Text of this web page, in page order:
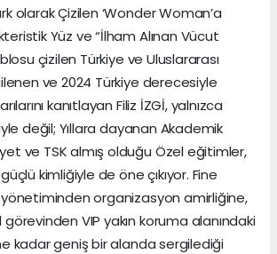
olarak Çizilen ‘Wonder Woman’a
Yüz ve “İlham Alınan Vücut
çizilen Türkiye ve Uluslararası
ve 2024 Türkiye derecesiyle
kanıtlayan Filiz İZGİ, yalnızca
değil; Yıllara dayanan Akademik
ve TSK almış olduğu Özel eğitimler,
kimliğiyle de öne çıkıyor. Fine
organizasyon amirliğine,
VIP yakın koruma alanındaki
kadar geniş bir alanda sergilediği